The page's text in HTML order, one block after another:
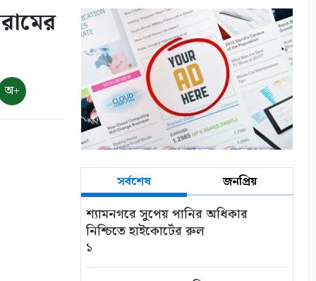
অ+
সর্বশেষ জনপ্রিয়
শ্যামনগরে সুপেয় পানির অধিকার
নিশ্চিতে হাইকোর্টের রুল
১